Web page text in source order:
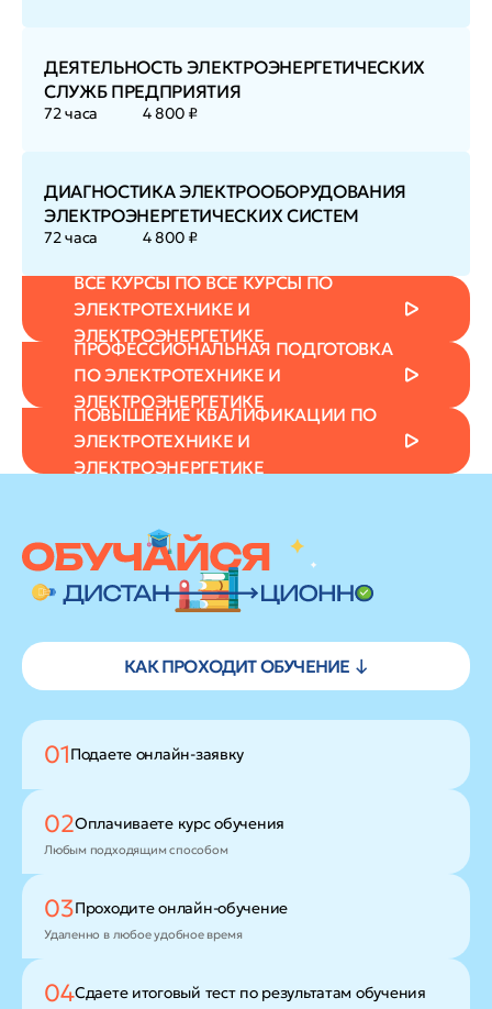
ДЕЯТЕЛЬНОСТЬ ЭЛЕКТРОЭНЕРГЕТИЧЕСКИХ
СЛУЖБ ПРЕДПРИЯТИЯ
72 часа 4 800 ₽
ДИАГНОСТИКА ЭЛЕКТРООБОРУДОВАНИЯ
ЭЛЕКТРОЭНЕРГЕТИЧЕСКИХ СИСТЕМ
72 часа 4 800 ₽
ВСЕ КУРСЫ ПО ВСЕ КУРСЫ ПО
ЭЛЕКТРОТЕХНИКЕ И
ЭЛЕКТРОЭНЕРГЕТИКЕ
ПРОФЕССИОНАЛЬНАЯ ПОДГОТОВКА
ПО ЭЛЕКТРОТЕХНИКЕ И
ЭЛЕКТРОЭНЕРГЕТИКЕ
ПОВЫШЕНИЕ КВАЛИФИКАЦИИ ПО
ЭЛЕКТРОТЕХНИКЕ И
ЭЛЕКТРОЭНЕРГЕТИКЕ
КАК ПРОХОДИТ ОБУЧЕНИЕ ↓
01Подаете онлайн-заявку
02Оплачиваете курс обучения
Любым подходящим способом
03Проходитеонлайн-обучение
Удаленно в любое удобное время
04Сдаете итоговый тест по результатам обучения